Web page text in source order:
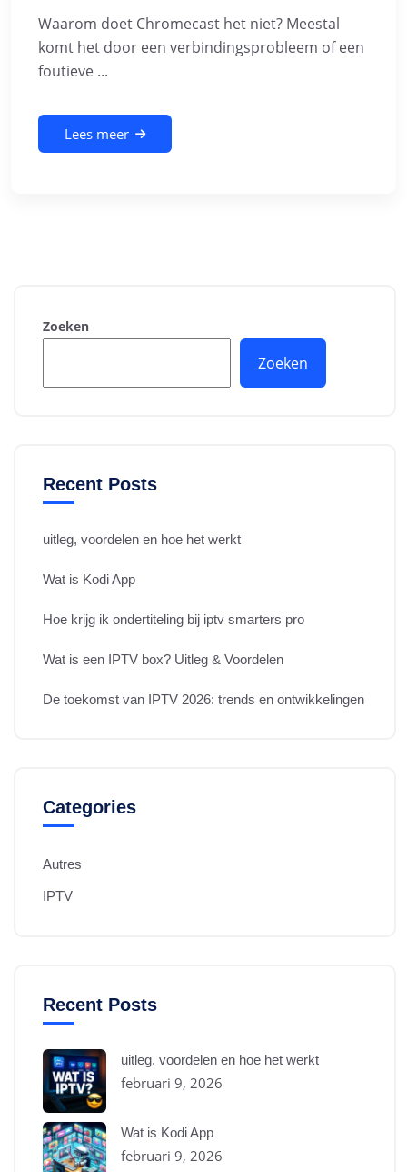
Waarom doet Chromecast het niet? Meestal
komt het door een verbindingsprobleem of een
foutieve ...
Lees meer
Zoeken
Zoeken
Recent Posts
uitleg, voordelen en hoe het werkt
Wat is Kodi App
Hoe krijg ik ondertiteling bij iptv smarters pro
Wat is een IPTV box? Uitleg & Voordelen
De toekomst van IPTV 2026: trends en ontwikkelingen
Categories
Autres
IPTV
Recent Posts
uitleg, voordelen en hoe het werkt
februari 9, 2026
Wat is Kodi App
februari 9, 2026